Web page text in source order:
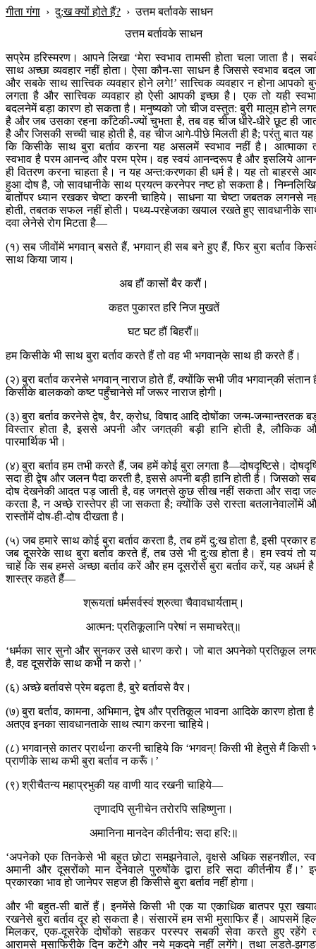
गीता गंगा ›दु:ख क्यों होते हैं? ›उत्तम बर्तावके साधन
उत्तम बर्तावके साधन
सप्रेम हरिस्मरण। आपने लिखा ‘मेरा स्वभाव तामसी होता चला जाता है।
साथ अच्छा व्यवहार नहीं होता। ऐसा कौन-सा साधन है जिससे स्वभाव बदल
और सबके साथ सात्त्विक व्यवहार होने लगे!’ सात्त्विक व्यवहार न होना आपको
लगता है और सात्त्विक व्यवहार हो ऐसी आपकी इच्छा है। एक तो यही
बदलनेमें बड़ा कारण हो सकता है। मनुष्यको जो चीज वस्तुत: बुरी मालूम होने
है और जब उसका रहना काँटेकी-ज्यों चुभता है, तब वह चीज धीरे-धीरे छूट ही
है और जिसकी सच्ची चाह होती है, वह चीज आगे-पीछे मिलती ही है; परंतु बात यह
कि किसीके साथ बुरा बर्ताव करना यह असलमें स्वभाव नहीं है। आत्माका
स्वभाव है परम आनन्द और परम प्रेम। वह स्वयं आनन्दरूप है और इसलिये
ही वितरण करना चाहता है। न यह अन्त:करणका ही धर्म है। यह तो बाहरसे
हुआ दोष है, जो सावधानीके साथ प्रयत्न करनेपर नष्ट हो सकता है।
बातोंपर ध्यान रखकर चेष्टा करनी चाहिये। साधना या चेष्टा जबतक लगनसे
होती, तबतक सफल नहीं होती। पथ्य-परहेजका खयाल रखते हुए सावधानीके
दवा लेनेसे रोग मिटता है—
(१) सब जीवोंमें भगवान् बसते हैं, भगवान् ही सब बने हुए हैं, फिर बुरा बर्ताव
साथ किया जाय।
अब हौं कासों बैर करौं।
कहत पुकारत हरि निज मुखतें
घट घट हौं बिहरौं॥
हम किसीके भी साथ बुरा बर्ताव करते हैं तो वह भी भगवान‍्के साथ ही करते हैं।
(२) बुरा बर्ताव करनेसे भगवान् नाराज होते हैं, क्योंकि सभी जीव भगवान‍्की संतान
किसीके बालकको कष्ट पहुँचानेसे माँ जरूर नाराज होगी।
(३) बुरा बर्ताव करनेसे द्वेष, वैर, क्रोध, विषाद आदि दोषोंका जन्म-जन्मान्तरतक
विस्तार होता है, इससे अपनी और जगत‍्की बड़ी हानि होती है, लौकिक
पारमार्थिक भी।
(४) बुरा बर्ताव हम तभी करते हैं, जब हमें कोई बुरा लगता है—दोषदृष्टिसे।
सदा ही द्वेष और जलन पैदा करती है, इससे अपनी बड़ी हानि होती है। जिसको
दोष देखनेकी आदत पड़ जाती है, वह जगत‍्से कुछ सीख नहीं सकता और सदा
करता है, न अच्छे रास्तेपर ही जा सकता है; क्योंकि उसे रास्ता बतलानेवालोंमें
रास्तोंमें दोष-ही-दोष दीखता है।
(५) जब हमारे साथ कोई बुरा बर्ताव करता है, तब हमें दु:ख होता है, इसी प्रकार
जब दूसरेके साथ बुरा बर्ताव करते हैं, तब उसे भी दु:ख होता है। हम स्वयं तो
चाहें कि सब हमसे अच्छा बर्ताव करें और हम दूसरोंसे बुरा बर्ताव करें, यह अधर्म
शास्त्र कहते हैं—
श्रूयतां धर्मसर्वस्वं श्रुत्वा चैवावधार्यताम्।
आत्मन: प्रतिकूलानि परेषां न समाचरेत्॥
‘धर्मका सार सुनो और सुनकर उसे धारण करो। जो बात अपनेको प्रतिकूल
है, वह दूसरोंके साथ कभी न करो।’
(६) अच्छे बर्तावसे प्रेम बढ़ता है, बुरे बर्तावसे वैर।
(७) बुरा बर्ताव, कामना, अभिमान, द्वेष और प्रतिकूल भावना आदिके कारण होता
अतएव इनका सावधानताके साथ त्याग करना चाहिये।
(८) भगवान‍्से कातर प्रार्थना करनी चाहिये कि ‘भगवन्! किसी भी हेतुसे मैं किसी
प्राणीके साथ कभी बुरा बर्ताव न करूँ।’
(९) श्रीचैतन्य महाप्रभुकी यह वाणी याद रखनी चाहिये—
तृणादपि सुनीचेन तरोरपि सहिष्णुना।
अमानिना मानदेन कीर्तनीय: सदा हरि:॥
‘अपनेको एक तिनकेसे भी बहुत छोटा समझनेवाले, वृक्षसे अधिक सहनशील,
अमानी और दूसरोंको मान देनेवाले पुरुषोंके द्वारा हरि सदा कीर्तनीय हैं।’
प्रकारका भाव हो जानेपर सहज ही किसीसे बुरा बर्ताव नहीं होगा।
और भी बहुत-सी बातें हैं। इनमेंसे किसी भी एक या एकाधिक बातपर पूरा
रखनेसे बुरा बर्ताव दूर हो सकता है। संसारमें हम सभी मुसाफिर हैं। आपसमें
मिलकर, एक-दूसरेके दोषोंको सहकर परस्पर सबकी सेवा करते हुए रहेंगे
आरामसे मुसाफिरीके दिन कटेंगे और नये मुकदमे नहीं लगेंगे। तथा लड़ते-